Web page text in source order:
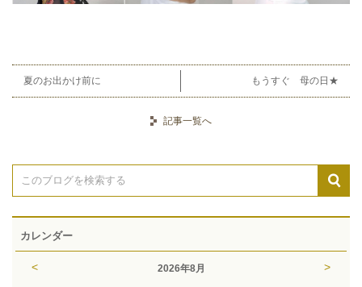
夏のお出かけ前に もうすぐ 母の日★
記事一覧へ
カレンダー
2026年8月
< >